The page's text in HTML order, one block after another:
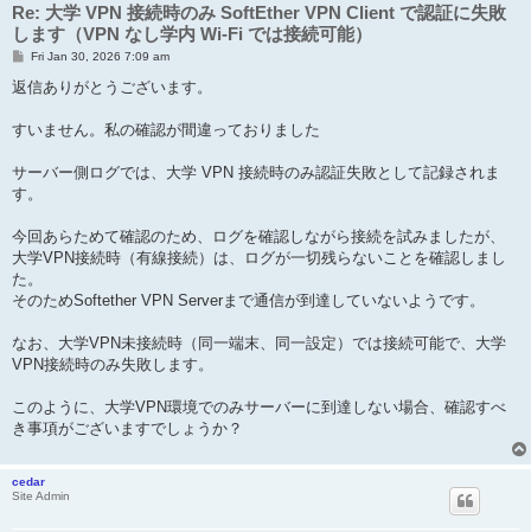
Re: 大学 VPN 接続時のみ SoftEther VPN Client で認証に失敗
します（VPN なし学内 Wi-Fi では接続可能）
P
s
t
Fri Jan 30, 2026 7:09 am
返信ありがとうございます。
すいません。私の確認が間違っておりました
サーバー側ログでは、大学 VPN 接続時のみ認証失敗として記録されま
す。
今回あらためて確認のため、ログを確認しながら接続を試みましたが、
大学VPN接続時（有線接続）は、ログが一切残らないことを確認しまし
た。
そのためSoftether VPN Serverまで通信が到達していないようです。
なお、大学VPN未接続時（同一端末、同一設定）では接続可能で、大学
VPN接続時のみ失敗します。
このように、大学VPN環境でのみサーバーに到達しない場合、確認すべ
き事項がございますでしょうか？
cedar
Site Admin